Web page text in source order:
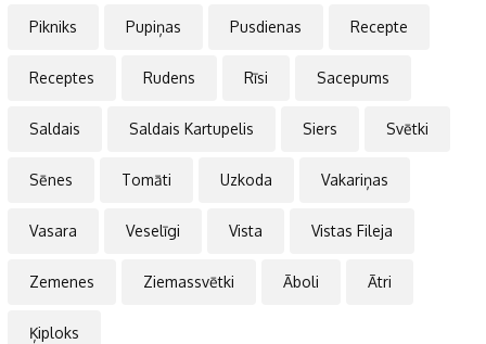
Pikniks Pupiņas Pusdienas Recepte
Receptes Rudens Rīsi Sacepums
Saldais Saldais Kartupelis Siers Svētki
Sēnes Tomāti Uzkoda Vakariņas
Vasara Veselīgi Vista Vistas Fileja
Zemenes Ziemassvētki Āboli Ātri
Ķiploks